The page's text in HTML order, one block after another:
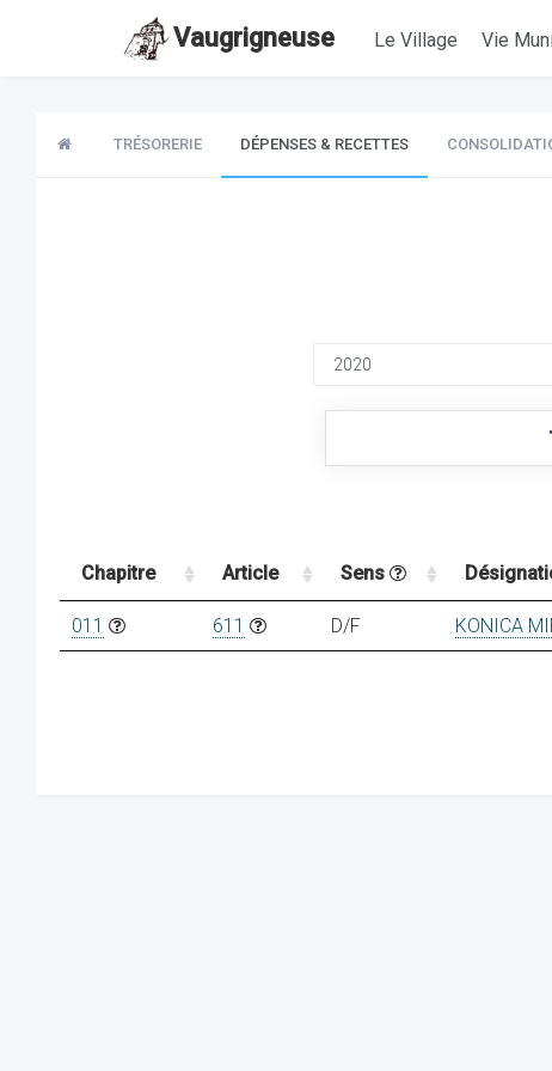
Vaugrigneuse Le Village Vie
TRÉSORERIE DÉPENSES & RECETTES
Chapitre Article Sens
011 611 D/F KONICA